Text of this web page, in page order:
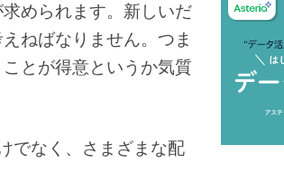
められます。新しいだ
ねばなりません。つま
とが得意というか気質
でなく、さまざまな配